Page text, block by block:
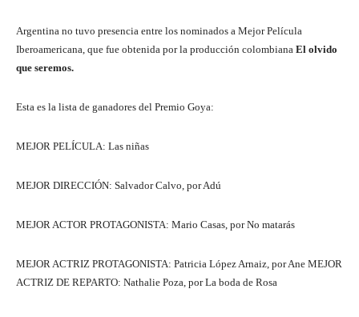
Argentina no tuvo presencia entre los nominados a Mejor Película
Iberoamericana, que fue obtenida por la producción colombiana El olvido
que seremos.
Esta es la lista de ganadores del Premio Goya:
MEJOR PELÍCULA: Las niñas
MEJOR DIRECCIÓN: Salvador Calvo, por Adú
MEJOR ACTOR PROTAGONISTA: Mario Casas, por No matarás
MEJOR ACTRIZ PROTAGONISTA: Patricia López Arnaiz, por Ane MEJOR
ACTRIZ DE REPARTO: Nathalie Poza, por La boda de Rosa